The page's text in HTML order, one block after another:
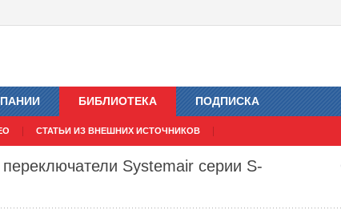
БИБЛИОТЕКА
СТАТЬИ ИЗ ВНЕШНИХ ИСТОЧНИКОВ
ПОДПИСКА
Systemair серии S-